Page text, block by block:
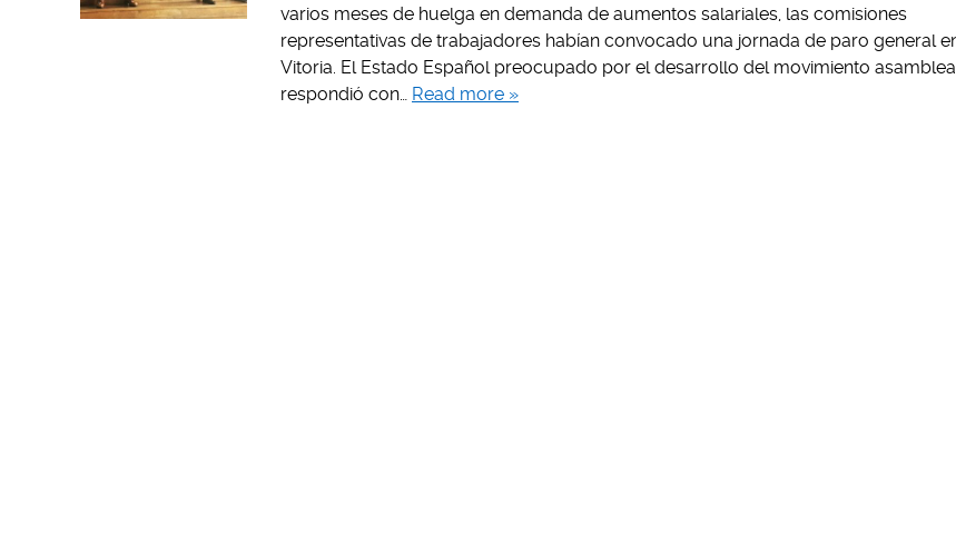
varios meses de huelga en demanda de aumentos salariales, las comisiones
representativas de trabajadores habían convocado una jornada de paro general
Vitoria. El Estado Español preocupado por el desarrollo del movimiento
respondió con… Read more »